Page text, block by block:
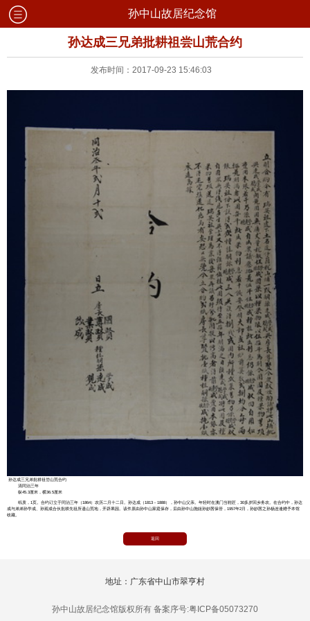
孙中山故居纪念馆
孙达成三兄弟批耕祖尝山荒合约
发布时间：2017-09-23 15:46:03
孙达成三兄弟批耕祖尝山荒合约
清同治三年
纵45.3厘米，横36.5厘米
纸质，1页。合约订立于同治三年（1864）农历二月十二日。孙达成（1813－1888），孙中山父亲。年轻时在澳门当鞋匠，30多岁回乡务农。在合约中，孙达
成与弟弟孙学成、孙观成合伙批耕先祖所遗山荒地，开辟果园。该件原由孙中山家庭保存，后由孙中山胞姐孙妙茜保管，1957年2月，孙妙茜之孙杨连逢赠予本馆
收藏。
返回
地址：广东省中山市翠亨村
孙中山故居纪念馆版权所有 备案序号:粤ICP备05073270